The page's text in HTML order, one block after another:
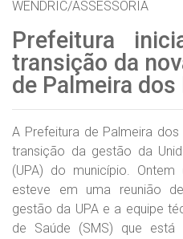
WENDRIC/ASSESSORIA
Prefeitura
transição da
de Palmeira dos
A Prefeitura de Palmeira
transição da gestão da
(UPA) do município.
esteve em uma reunião
gestão da UPA e a equipe
de Saúde (SMS) que